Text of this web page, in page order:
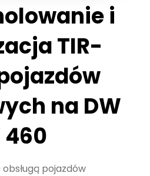
i
TIR-
na DW
460
pojazdów